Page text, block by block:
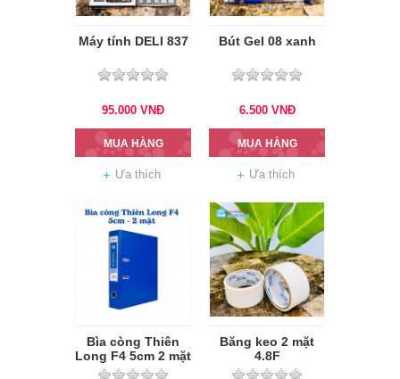
Máy tính DELI 837
95.000 VNĐ
MUA HÀNG
Ưa thích
Bút Gel 08 xanh
6.500 VNĐ
MUA HÀNG
Ưa thích
Bìa còng Thiên
Long F4 5cm 2 mặt
si
Băng keo 2 mặt
4.8F